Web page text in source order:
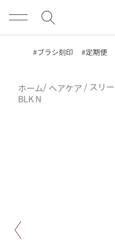
プする
#ブラシ刻印 #定期便
ホーム/ ヘアケア / スリ
BLK N